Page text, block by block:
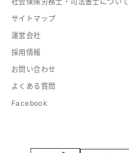
社会保険労務士・司法書士について
サイトマップ
運営会社
採用情報
お問い合わせ
よくある質問
Facebook